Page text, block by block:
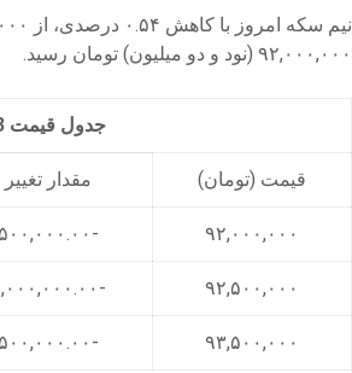
۹۲,۰۰۰,۰۰۰ (نود و دو میلیون) تومان رسید.
جدول قیمت 3 روز اخیر نیم سکه
قیمت (تومان) مقدار تغییر
۹۲,۰۰۰,۰۰۰ -۵۰۰,۰۰۰.۰۰
۹۲,۵۰۰,۰۰۰ -۱,۰۰۰,۰۰۰.۰۰
۹۳,۵۰۰,۰۰۰ -۵۰۰,۰۰۰.۰۰